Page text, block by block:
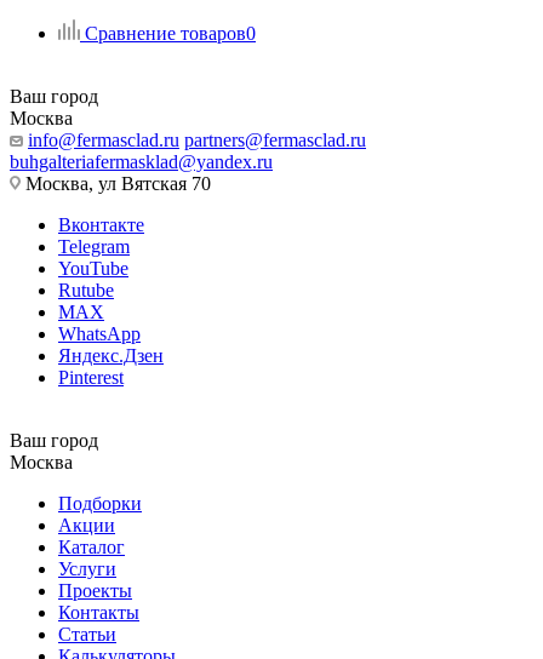
Сравнение товаров0
Ваш город
Москва
info@fermasclad.ru partners@fermasclad.ru
buhgalteriafermasklad@yandex.ru
Москва, ул Вятская 70
Вконтакте
Telegram
YouTube
Rutube
MAX
WhatsApp
Яндекс.Дзен
Pinterest
Ваш город
Москва
Подборки
Акции
Каталог
Услуги
Проекты
Контакты
Статьи